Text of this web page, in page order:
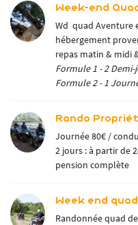
Week-end
Wd quad Aventure
hébergement
repas matin & midi
Formule 1 - 2
Formule 2 - 1
Rando
Journée 80€ /
2 jours : à partir de
pension complète
Week end
Randonnée quad